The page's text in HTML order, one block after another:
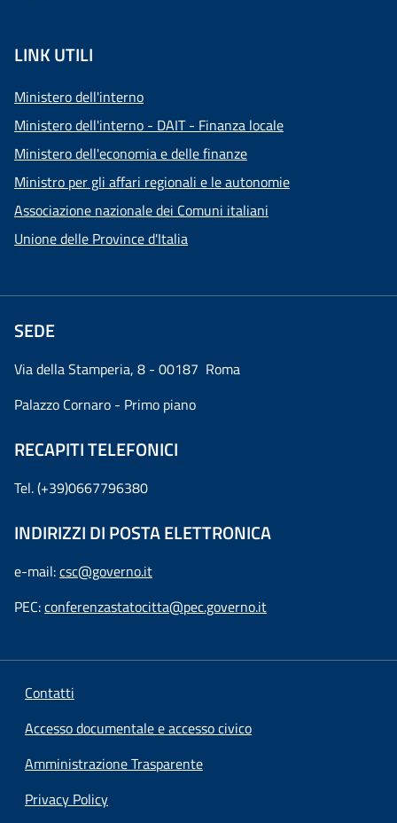
LINK UTILI
Ministero dell'interno
Ministero dell'interno - DAIT - Finanza locale
Ministero dell'economia e delle finanze
Ministro per gli affari regionali e le autonomie
Associazione nazionale dei Comuni italiani
Unione delle Province d'Italia
SEDE
Via della Stamperia, 8 - 00187 Roma
Palazzo Cornaro - Primo piano
RECAPITI TELEFONICI
Tel. (+39)0667796380
INDIRIZZI DI POSTA ELETTRONICA
e-mail:csc@governo.it
PEC:conferenzastatocitta@pec.governo.it
Contatti
Accesso documentale e accesso civico
Amministrazione Trasparente
Privacy Policy